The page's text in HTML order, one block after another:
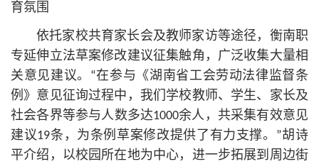
育氛围
依托家校共育家长会及教师家访等途径，衡南职
专延伸立法草案修改建议征集触角，广泛收集大量相
关意见建议。“在参与《湖南省工会劳动法律监督条
例》意见征询过程中，我们学校教师、学生、家长及
社会各界等参与人数多达1000余人，共采集有效意见
建议19条，为条例草案修改提供了有力支撑。”胡诗
平介绍，以校园所在地为中心，进一步拓展到周边街